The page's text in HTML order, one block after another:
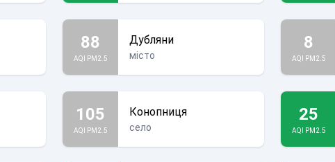
88
AQI PM2.5
Дубляни
місто
8
AQI PM2.5
105
AQI PM2.5
Конопниця
село
25
AQI PM2.5